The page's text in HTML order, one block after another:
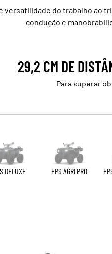
versatilidade do trabalho ao
condução e
29,2 CM DE
Para superar
DELUXE EPS AGRI PRO